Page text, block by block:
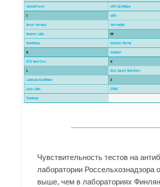
Чувствительность тестов на
лаборатории Россельхознадзора
выше, чем в лабораториях